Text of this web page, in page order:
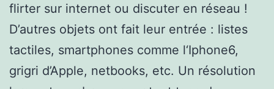
flirter sur internet ou discuter en réseau !
D’autres objets ont fait leur entrée : listes
tactiles, smartphones comme l‘Iphone6,
grigri d’Apple, netbooks, etc. Un résolution